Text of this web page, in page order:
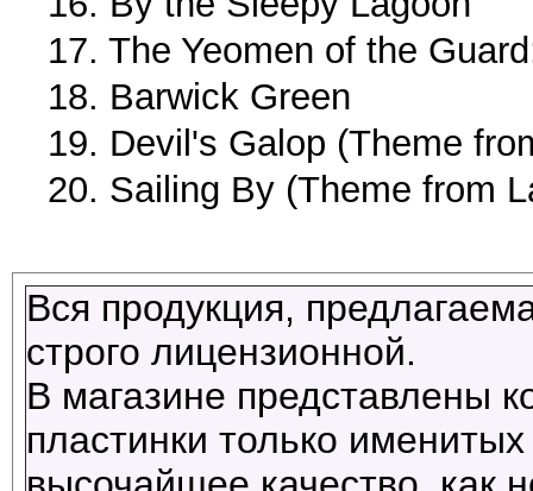
17. The Yeomen of the
18. Barwick Green
19. Devil's Galop (Theme
20. Sailing By (Theme from
Вся продукция,
строго лицензионной.
В магазине представлены
пластинки только